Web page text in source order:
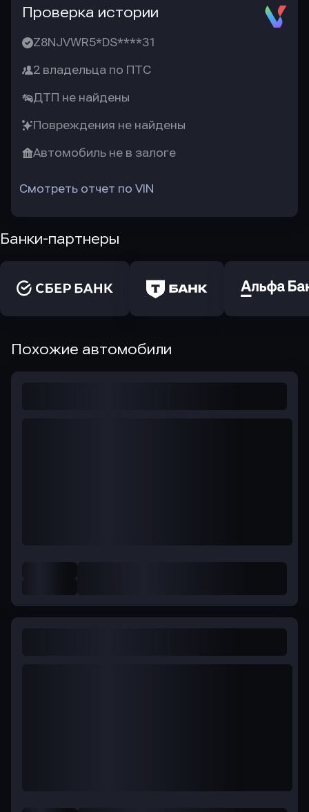
Проверка истории
Z8NJVWR5*DS****31
2 владельца по ПТС
ДТП не найдены
Повреждения не найдены
Автомобиль не в залоге
Смотреть отчет по VIN
Банки-партнеры
Похожие автомобили